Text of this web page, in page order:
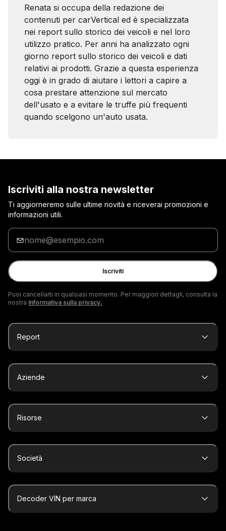
Renata si occupa della redazione dei
contenuti per carVertical ed è specializzata
nei report sullo storico dei veicoli e nel loro
utilizzo pratico. Per anni ha analizzato ogni
giorno report sullo storico dei veicoli e dati
relativi ai prodotti. Grazie a questa esperienza
oggi è in grado di aiutare i lettori a capire a
cosa prestare attenzione sul mercato
dell'usato e a evitare le truffe più frequenti
quando scelgono un'auto usata.
Iscriviti alla nostra newsletter
Ti aggiorneremo sulle ultime novità e riceverai promozioni e
informazioni utili.
Inserisci
tua
e-
mail
Iscriviti
Puoi cancellarti in qualsiasi momento. Per maggiori dettagli, consulta la
nostra Informativa sulla privacy.
Report
Aziende
Risorse
Società
Decoder VIN per marca